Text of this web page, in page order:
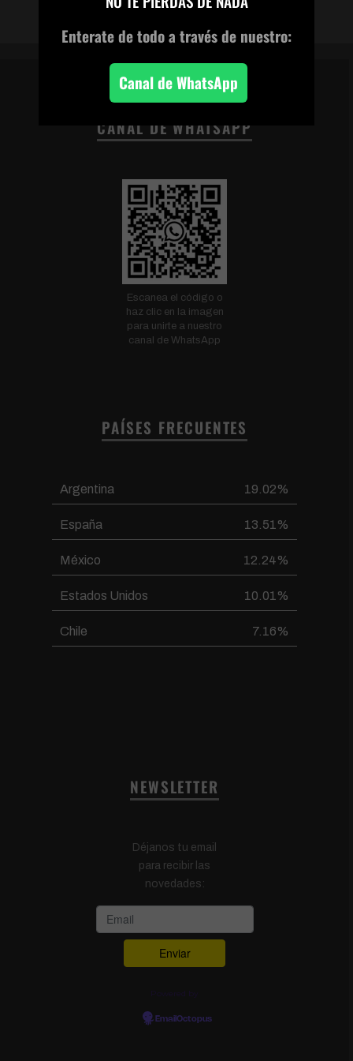
CANAL DE WHATSAPP
Escanea el código o
haz clic en la imagen
para unirte a nuestro
canal de WhatsApp
PAÍSES FRECUENTES
Argentina 19.02%
España 13.51%
México 12.24%
Estados Unidos 10.01%
Chile 7.16%
NEWSLETTER
Déjanos tu email
para recibir las
novedades:
EmailOctopus
Enterate de todoa través de nuestro:
Canal de WhatsApp